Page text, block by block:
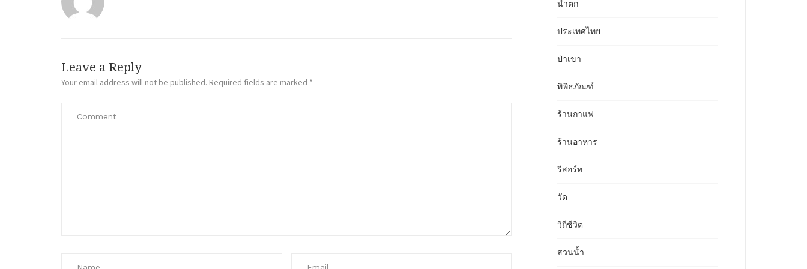
Leave a Reply
Your email address will not be published. Required fields are marked *
น้ำตก
ประเทศไทย
ป่าเขา
พิพิธภัณฑ์
ร้านกาแฟ
ร้านอาหาร
รีสอร์ท
วัด
วิถีชีวิต
สวนน้ำ